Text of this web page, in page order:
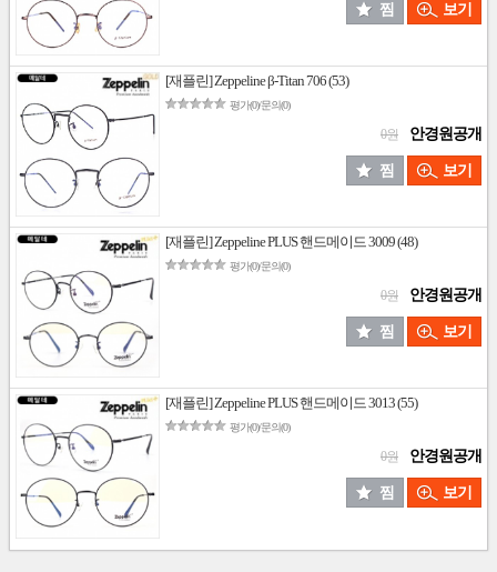
보기
찜
[재플린] Zeppeline β-Titan 706 (53)
평가(0)/문의(0)
0원 안경원공개
보기
찜
[재플린] Zeppeline PLUS 핸드메이드 3009 (48)
평가(0)/문의(0)
0원 안경원공개
보기
찜
[재플린] Zeppeline PLUS 핸드메이드 3013 (55)
평가(0)/문의(0)
0원 안경원공개
보기
찜